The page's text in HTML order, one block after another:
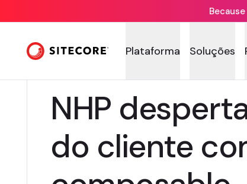
Plataforma Soluções
NHP
do cliente